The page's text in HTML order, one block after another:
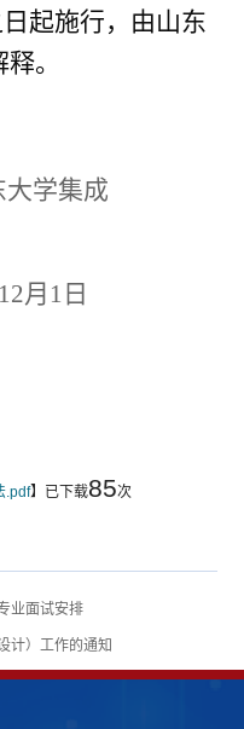
起施行，由山东
。
成
12月 1 日
.pdf】已下载85次
业面试安排
计）工作的通知